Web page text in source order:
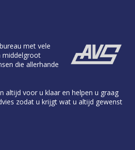
met vele
middelgroot
die allerhande
altijd voor u klaar en helpen u graag
zodat u krijgt wat u altijd gewenst